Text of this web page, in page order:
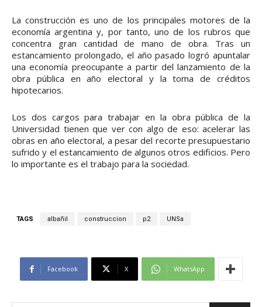
La construcción es uno de los principales motores de la
economía argentina y, por tanto, uno de los rubros que
concentra gran cantidad de mano de obra. Tras un
estancamiento prolongado, el año pasado logró apuntalar
una economía preocupante a partir del lanzamiento de la
obra pública en año electoral y la toma de créditos
hipotecarios.
Los dos cargos para trabajar en la obra pública de la
Universidad tienen que ver con algo de eso: acelerar las
obras en año electoral, a pesar del recorte presupuestario
sufrido y el estancamiento de algunos otros edificios. Pero
lo importante es el trabajo para la sociedad.
TAGS albañil construccion p2 UNSa
Facebook X WhatsApp